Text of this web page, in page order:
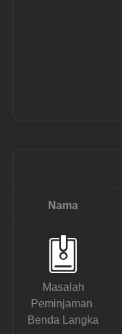
Nama
Peminjaman
Benda Langka